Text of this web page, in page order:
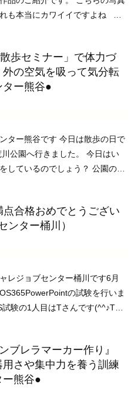
も本当にカワイイですよね ク
歩セミナー」で体力づ
の空気を吸って気分転
ー熊谷●
ター熊谷です 今日は散歩の日で
公園へ行きました。 今日はい
しているのでしょう？ 公園の地
始めると、お絵かき大会になり
合格おめでとうござい
ンター桶川）
レジョブセンター桶川です6月
の試験を行いま
験の1人目はTさんです(^^♪Tさ
...
ブレラマーカー作り』
さや集中力を養う訓練
ー熊谷●